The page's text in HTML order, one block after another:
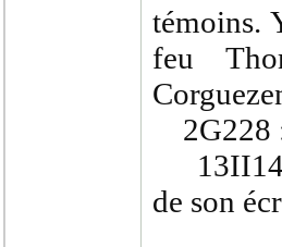
témoins.
feu
2G228
de son